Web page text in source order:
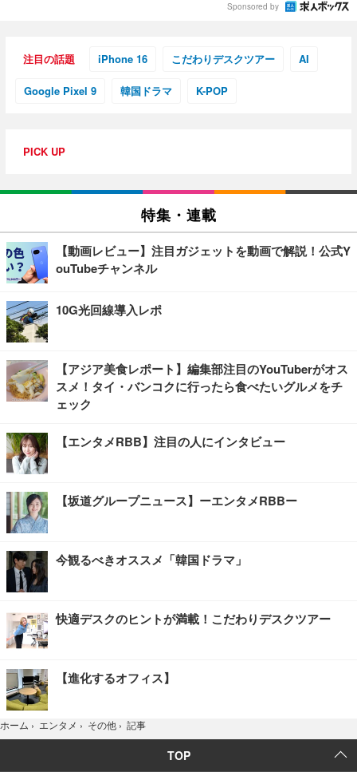
Sponsored by
注目の話題 iPhone 16 こだわりデスクツアー AI
Google Pixel 9 韓国ドラマ K-POP
PICK UP
特集・連載
【動画レビュー】注目ガジェットを動画で解説！公式Y
ouTubeチャンネル
10G光回線導入レポ
【アジア美食レポート】編集部注目のYouTuberがオス
スメ！タイ・バンコクに行ったら食べたいグルメをチ
ェック
【エンタメRBB】注目の人にインタビュー
【坂道グループニュース】ーエンタメRBBー
今観るべきオススメ「韓国ドラマ」
快適デスクのヒントが満載！こだわりデスクツアー
【進化するオフィス】
ホーム › エンタメ › その他 › 記事
TOP